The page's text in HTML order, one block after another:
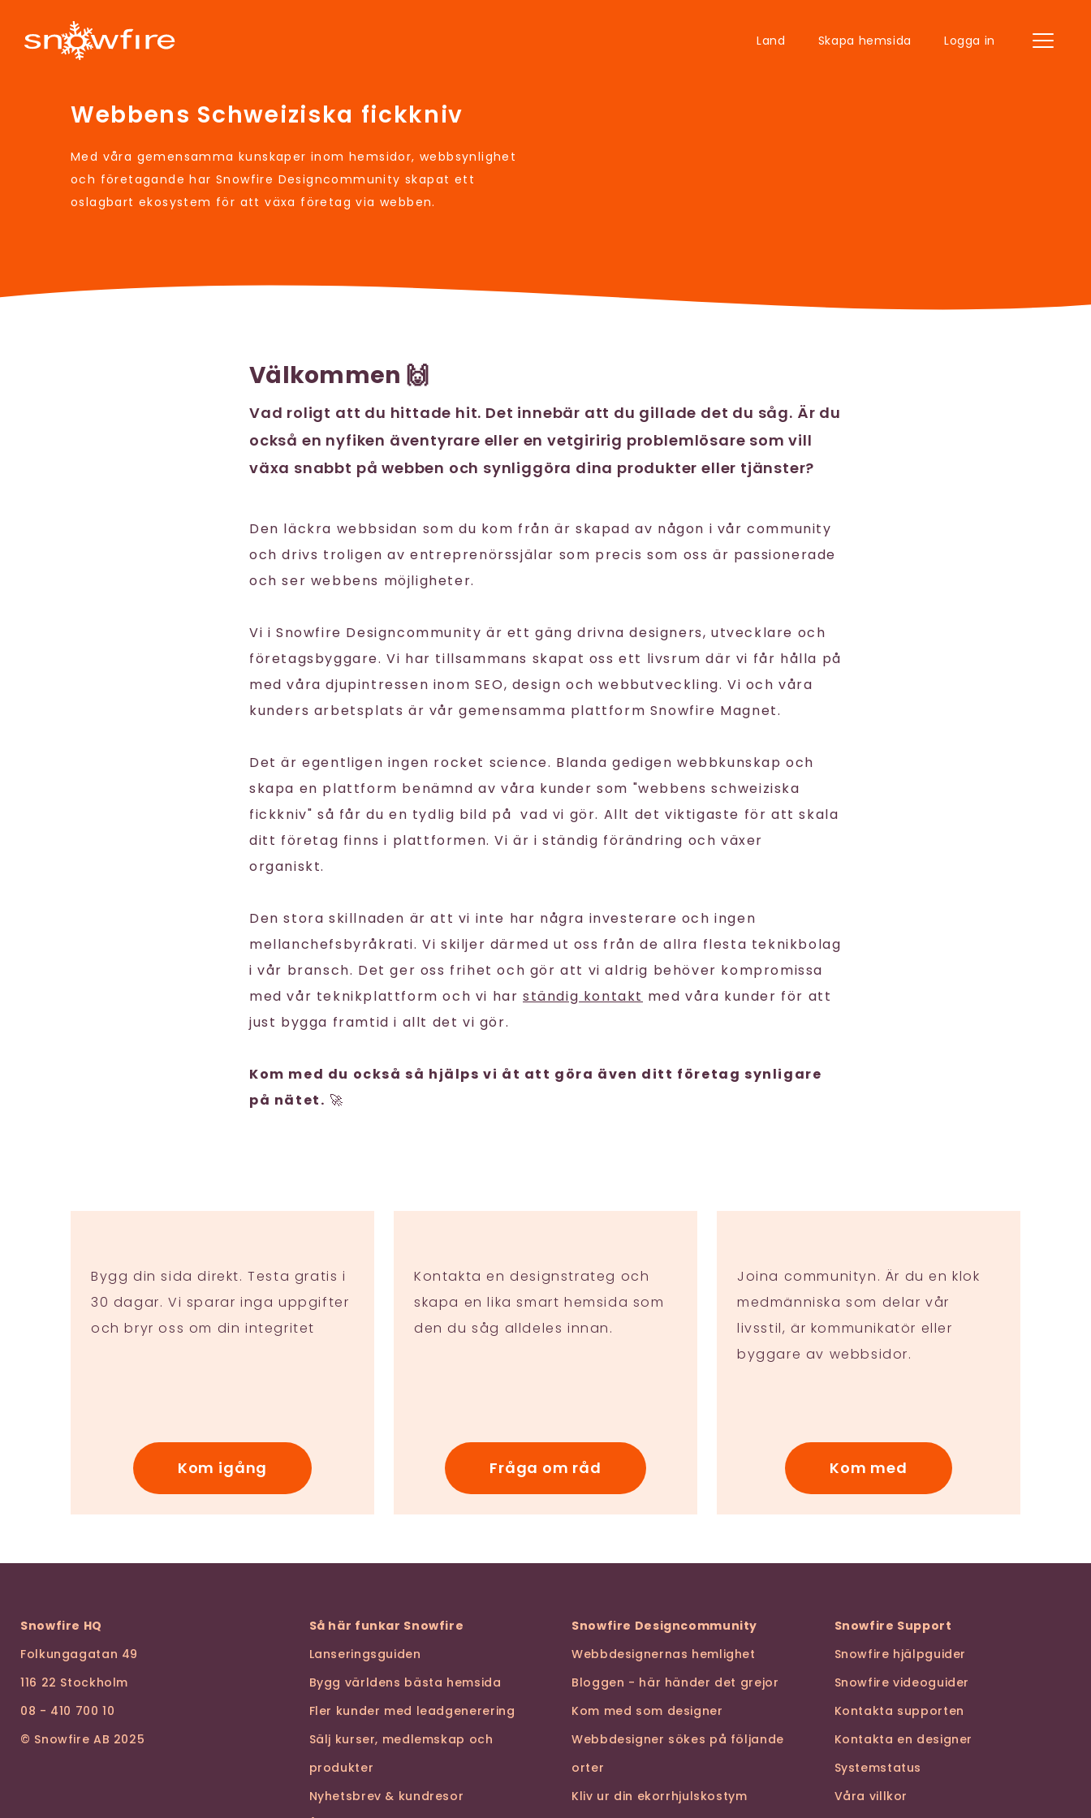
Land Skapa hemsida Logga in
Webbens Schweiziska fickkniv
Med våra gemensamma kunskaper inom hemsidor, webbsynlighet
och företagande har Snowfire Designcommunity skapat ett
oslagbart ekosystem för att växa företag via webben.
Välkommen 🙌
Vad roligt att du hittade hit. Det innebär att du gillade det du såg. Är du
också en nyfiken äventyrare eller en vetgiririg problemlösare som vill
växa snabbt på webben och synliggöra dina produkter eller tjänster?
Den läckra webbsidan som du kom från är skapad av någon i vår community
och drivs troligen av entreprenörssjälar som precis som oss är passionerade
och ser webbens möjligheter.
Vi i Snowfire Designcommunity är ett gäng drivna designers, utvecklare och
företagsbyggare. Vi har tillsammans skapat oss ett livsrum där vi får hålla på
med våra djupintressen inom SEO, design och webbutveckling. Vi och våra
kunders arbetsplats är vår gemensamma plattform Snowfire Magnet.
Det är egentligen ingen rocket science. Blanda gedigen webbkunskap och
skapa en plattform benämnd av våra kunder som "webbens schweiziska
fickkniv" så får du en tydlig bild på vad vi gör. Allt det viktigaste för att skala
ditt företag finns i plattformen. Vi är i ständig förändring och växer
organiskt.
Den stora skillnaden är att vi inte har några investerare och ingen
mellanchefsbyråkrati. Vi skiljer därmed ut oss från de allra flesta teknikbolag
i vår bransch. Det ger oss frihet och gör att vi aldrig behöver kompromissa
med vår teknikplattform och vi harständig kontakt med våra kunder för att
just bygga framtid i allt det vi gör.
Kom med du också så hjälps vi åt att göra även ditt företag synligare
på nätet. 🚀
Bygg din sida direkt. Testa gratis i
30 dagar. Vi sparar inga uppgifter
och bryr oss om din integritet
Kom igång
Kontakta en designstrateg och
skapa en lika smart hemsida som
den du såg alldeles innan.
Fråga om råd
Joina communityn. Är du en klok
medmänniska som delar vår
livsstil, är kommunikatör eller
byggare av webbsidor.
Kom med
Snowfire HQ
Folkungagatan 49
116 22 Stockholm
08 - 410 700 10
© Snowfire AB 2025
Så här funkar Snowfire
Lanseringsguiden
Bygg världens bästa hemsida
Fler kunder med leadgenerering
Sälj kurser, medlemskap och
produkter
Nyhetsbrev & kundresor
Snowfire Designcommunity
Webbdesignernas hemlighet
Bloggen - här händer det grejor
Kom med som designer
Webbdesigner sökes på följande
orter
Kliv ur din ekorrhjulskostym
Snowfire Support
Snowfire hjälpguider
Snowfire videoguider
Kontakta supporten
Kontakta en designer
Systemstatus
Våra villkor